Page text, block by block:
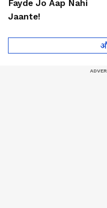
Fayde Jo Aap Nahi
Jaante!